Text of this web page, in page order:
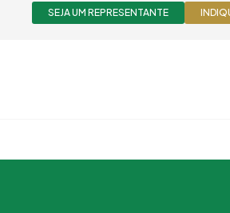
SEJA UM REPRESENTANTE